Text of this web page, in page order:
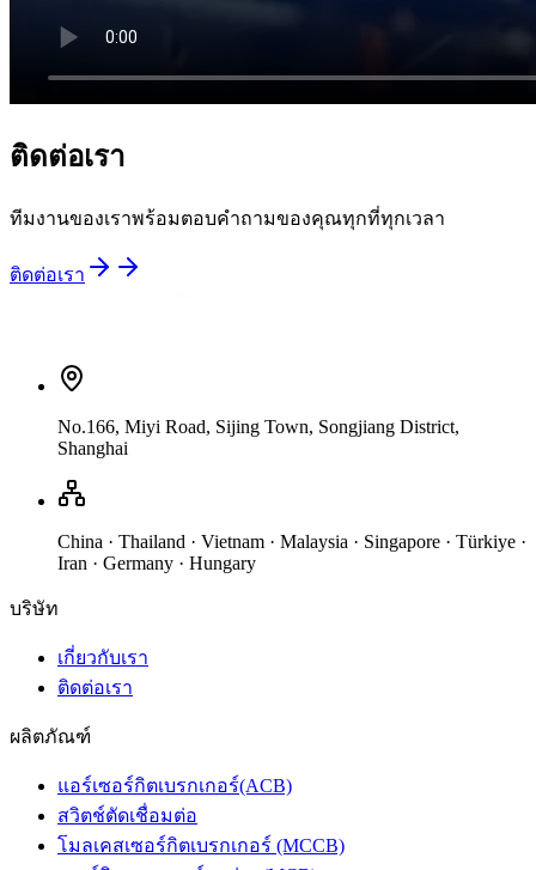
ติดต่อเรา
ทีมงานของเราพร้อมตอบคำถามของคุณทุกที่ทุกเวลา
ติดต่อเรา
No.166, Miyi Road, Sijing Town, Songjiang District,
Shanghai
China · Thailand · Vietnam · Malaysia · Singapore · Türkiye ·
Iran · Germany · Hungary
บริษัท
เกี่ยวกับเรา
ติดต่อเรา
ผลิตภัณฑ์
แอร์เซอร์กิตเบรกเกอร์(ACB)
สวิตช์ตัดเชื่อมต่อ
โมลเคสเซอร์กิตเบรกเกอร์ (MCCB)